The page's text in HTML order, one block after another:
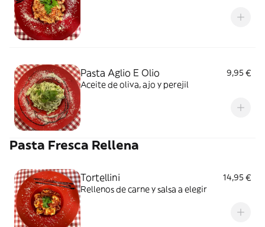
Pasta Aglio E Olio
9,95 €
Aceite de oliva, ajo y perejil
Pasta Fresca Rellena
Tortellini
14,95 €
Rellenos de carne y salsa a elegir